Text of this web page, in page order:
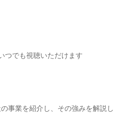
つでも視聴いただけます